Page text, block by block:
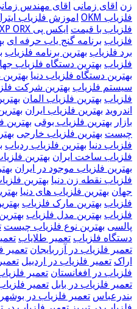
زن اقای زمانی اقای مهندس
فلزیاب OKM
اموزش فلزیاب
فلزیاب با قیمت ایکس پی XP ORX
فلزیاب برنامه گنج یاب حرفه ای
برد فلزیاب بهترین برنامه فلزیاب
فلزیاب بهترین دستگاه فلزیاب
بهترین دستگاه فلزیاب دنیا
سیستم فلزیاب بهترین شرکت
فلزیاب بهترین فلزیاب المان
اندروید بهترین فلزیاب ایران
بازار بهترین فلزیاب بوقی بهترین
چیست بهترین فلزیاب خارجی
فلزیاب دنیا بهترین فلزیاب ردیاب
فلزیاب ساخت ایران بهترین فلزیاب
بهترین فلزیاب موجود در ایران
فلزیاب نقطه زن دنیا بهترین
جهان بهترین فلزیاب های دنیا
فلزیاب بهترین مارک فلزیاب
فلزیاب بهترین مدل فلزیاب
پالسی بهترین نوع فلزیاب چیست
دستگاه فلزیاب تعمیر طلایاب
تعمیر فلزیاب در آزربایجان تعمیر
اراک تعمیر فلزیاب در اردبیل
فلزیاب در افغانستان تعمیر
تعمیر فلزیاب در بابل تعمیر
بندرعباس تعمیر فلزیاب در بوشهر